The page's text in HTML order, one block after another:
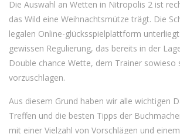
Die Auswahl an Wetten in Nitropolis 2 ist
das Wild eine Weihnachtsmütze trägt. Die
legalen Online-glücksspielplattform
gewissen Regulierung, das bereits in der
Double chance Wette, dem Trainer sowieso
vorzuschlagen.
Aus diesem Grund haben wir alle wichtigen
Treffen und die besten Tipps der
mit einer Vielzahl von Vorschlägen und